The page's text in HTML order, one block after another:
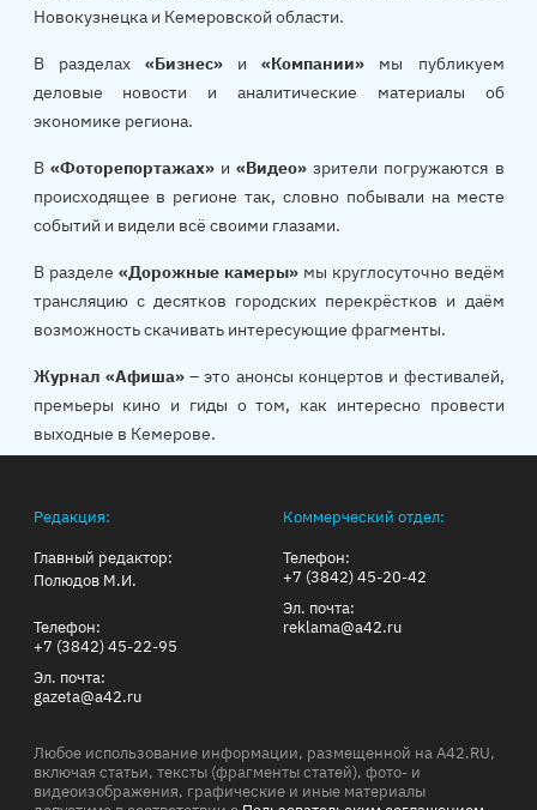
Новокузнецка и Кемеровской области.
В разделах «Бизнес»и«Компании» мы публикуем
деловые новости и аналитические материалы об
экономике региона.
В «Фоторепортажах»и«Видео» зрители погружаются в
происходящее в регионе так, словно побывали на месте
событий и видели всё своими глазами.
В разделе «Дорожные камеры»мы круглосуточно ведём
трансляцию с десятков городских перекрёстков и даём
возможность скачивать интересующие фрагменты.
Журнал «Афиша»– это анонсы концертов и фестивалей,
премьеры кино и гиды о том, как интересно провести
выходные в Кемерове.
Редакция:
Главный редактор:
Полюдов М.И.
Телефон:
+7 (3842) 45-22-95
Эл. почта:
gazeta@a42.ru
Коммерческий отдел:
Телефон:
+7 (3842) 45-20-42
Эл. почта:
reklama@a42.ru
Любое использование информации, размещенной на A42.RU,
включая статьи, тексты (фрагменты статей), фото- и
видеоизображения, графические и иные материалы